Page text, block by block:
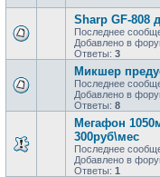
Sharp GF-808
Последнее
Добавлено в
Ответы: 3
Микшер
Последнее
Добавлено в
Ответы: 8
Мегафон
300руб\мес
Последнее
Добавлено в
Ответы: 1